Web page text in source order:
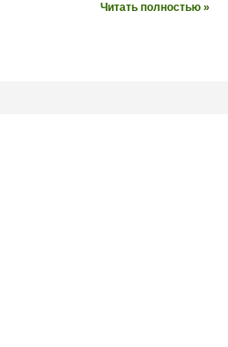
Читать полностью »